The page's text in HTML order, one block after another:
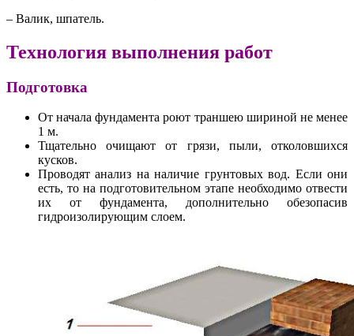
– Валик, шпатель.
Технология выполнения работ
Подготовка
От начала фундамента роют траншею шириной не менее
1 м.
Тщательно очищают от грязи, пыли, отколовшихся
кусков.
Проводят анализ на наличие грунтовых вод. Если они
есть, то на подготовительном этапе необходимо отвести
их от фундамента, дополнительно обезопасив
гидроизолирующим слоем.